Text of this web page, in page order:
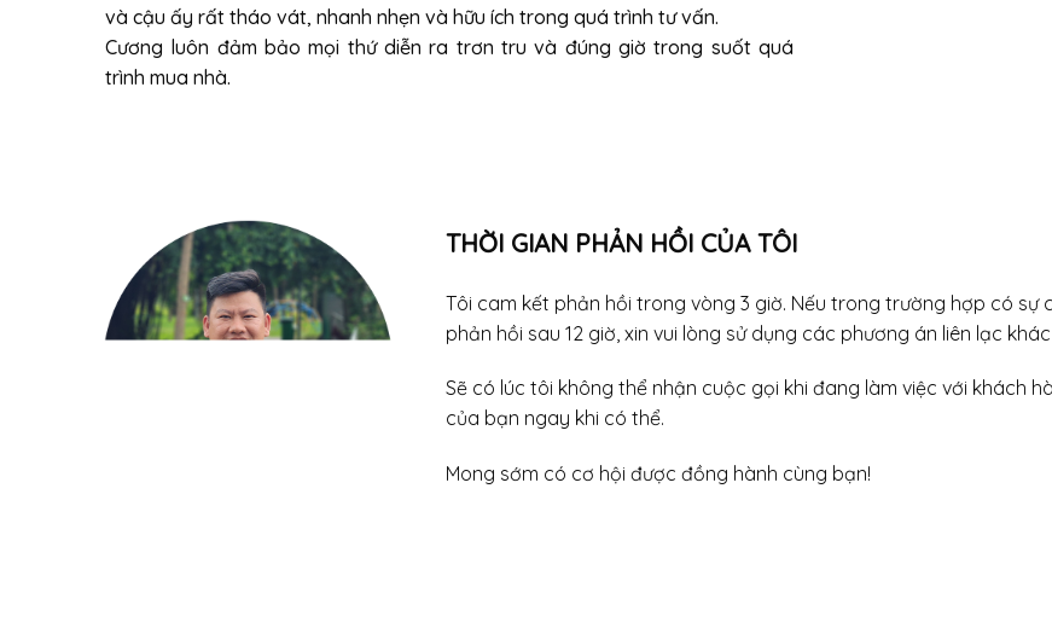
và cậu ấy rất tháo vát, nhanh nhẹn và hữu ích trong quá trình tư vấn.
Cương luôn đảm bảo mọi thứ diễn ra trơn tru và đúng giờ trong suốt quá
trình mua nhà.
THỜI GIAN PHẢN HỒI CỦA TÔI
Tôi cam kết phản hồi trong vòng 3 giờ. Nếu trong trường hợp có sự
phản hồi sau 12 giờ, xin vui lòng sử dụng các phương án liên lạc
Sẽ có lúc tôi không thể nhận cuộc gọi khi đang làm việc với khách
của bạn ngay khi có thể.
Mong sớm có cơ hội được đồng hành cùng bạn!